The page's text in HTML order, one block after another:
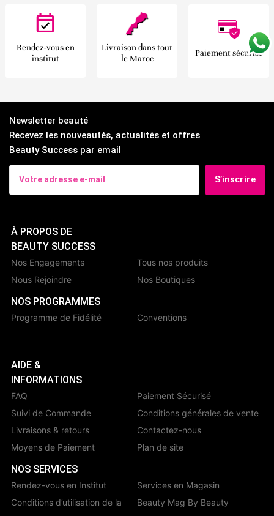
Rendez-vous en
institut
Livraison dans tout
le Maroc
Paiement sécurisé
Newsletter beauté
Recevez les nouveautés, actualités et offres
Beauty Success par email
S’inscrire
À PROPOS DE
BEAUTY SUCCESS
Nos Engagements
Nous Rejoindre
Tous nos produits
Nos Boutiques
NOS PROGRAMMES
Programme de Fidélité Conventions
AIDE &
INFORMATIONS
FAQ
Suivi de Commande
Livraisons & retours
Moyens de Paiement
Paiement Sécurisé
Conditions générales de vente
Contactez-nous
Plan de site
NOS SERVICES
Rendez-vous en Institut
Conditions d’utilisation de la
Services en Magasin
Beauty Mag By Beauty